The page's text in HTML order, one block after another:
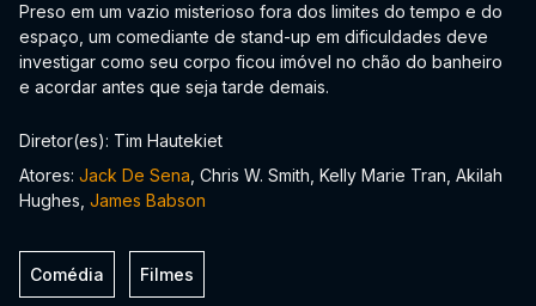
Preso em um vazio misterioso fora dos limites do tempo e do
espaço, um comediante de stand-up em dificuldades deve
investigar como seu corpo ficou imóvel no chão do banheiro
e acordar antes que seja tarde demais.
Diretor(es): Tim Hautekiet
Atores: Jack De Sena , Chris W. Smith, Kelly Marie Tran, Akilah
Hughes, James Babson
Comédia Filmes